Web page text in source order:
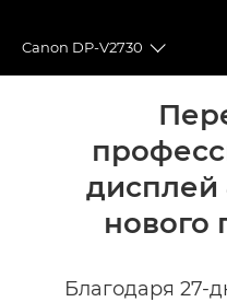
Canon DP-V2730
Toggle
Общая информация
Технические
дисплей
нового
Благодаря 27-